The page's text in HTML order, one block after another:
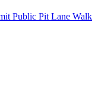
Public Pit Lane Walk